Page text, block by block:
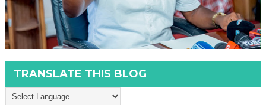
TRANSLATE THIS BLOG